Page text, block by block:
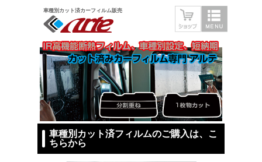
車種別カット済カーフィルム販売
車種別カット済フィルムのご購入は、こ
ちらから